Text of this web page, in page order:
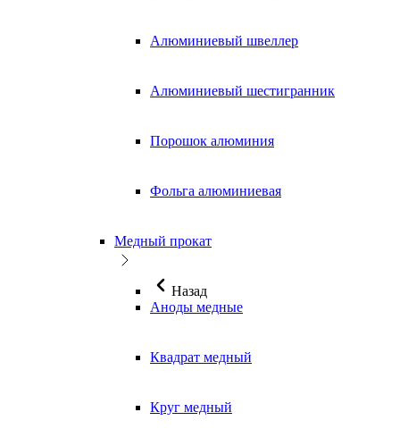
Алюминиевый швеллер
Алюминиевый шестигранник
Порошок алюминия
Фольга алюминиевая
Медный прокат
Назад
Аноды медные
Квадрат медный
Круг медный